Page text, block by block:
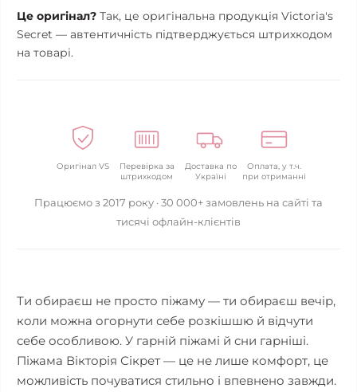
Це оригінал? Так, це оригінальна продукція Victoria's
Secret — автентичність підтверджується штрихкодом
на товарі.
Оригінал VS
Перевірка за
штрихкодом
Доставка по
Україні
Оплата, у т.ч.
при отриманні
Працюємо з 2017 року · 30 000+ замовлень на сайті та
тисячі офлайн-клієнтів
Ти обираєш не просто піжаму — ти обираєш вечір,
коли можна огорнути себе розкішшю й відчути
себе особливою. У гарній піжамі й сни гарніші.
Піжама Вікторія Сікрет — це не лише комфорт, це
можливість почуватися стильно і впевнено завжди.